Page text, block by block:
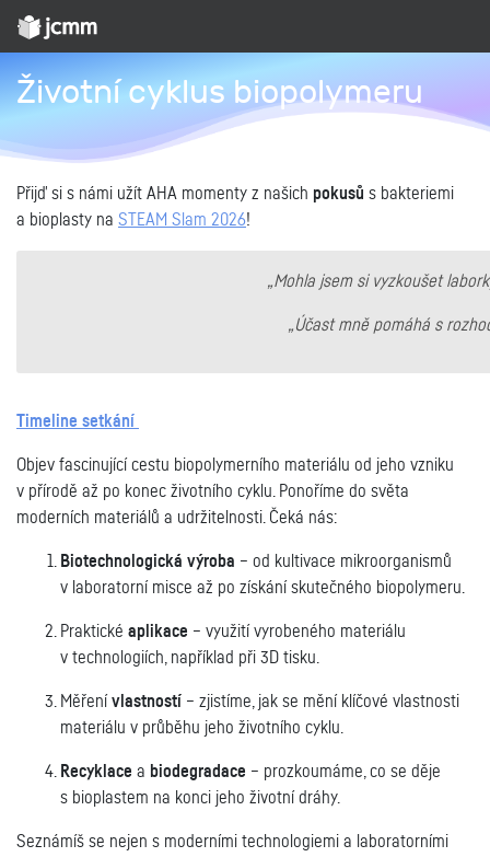
Životní cyklus biopolymeru
Přijď si s námi užít AHA momenty z našich pokusů s bakteriemi
a bioplasty na STEAM Slam 2026!
„Mohla jsem si vyzkoušet
„Účast mně pomáhá s
Timeline setkání
Objev fascinující cestu biopolymerního materiálu od jeho vzniku
v přírodě až po konec životního cyklu. Ponoříme do světa
moderních materiálů a udržitelnosti. Čeká nás:
Biotechnologická výroba – od kultivace mikroorganismů
v laboratorní misce až po získání skutečného biopolymeru.
Praktické aplikace – využití vyrobeného materiálu
v technologiích, například při 3D tisku.
Měření vlastností – zjistíme, jak se mění klíčové vlastnosti
materiálu v průběhu jeho životního cyklu.
Recyklace a biodegradace – prozkoumáme, co se děje
s bioplastem na konci jeho životní dráhy.
Seznámíš se nejen s moderními technologiemi a laboratorními